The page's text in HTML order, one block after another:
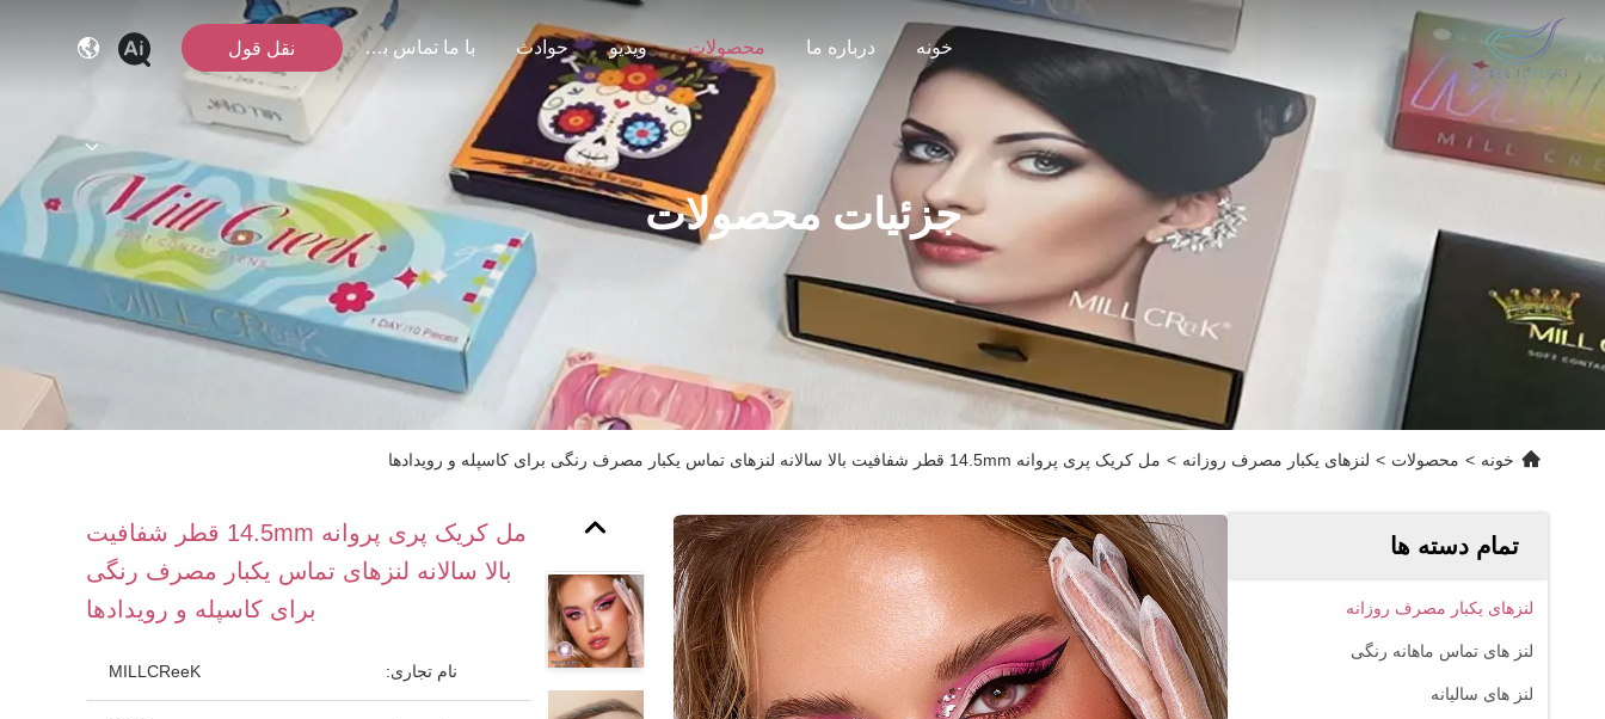
خونه درباره ما محصولات ویدیو حوادث با ما تماس بگیرید نقل قول
جزئیات محصولات
خونه > محصولات > لنزهای یکبار مصرف روزانه > مل کریک پری پروانه 14.5mm قطر شفافیت بالا سالانه لنزهای تماس یکبار مصرف رنگی برای کاسپله و رویدادها
تمام دسته ها
لنزهای یکبار مصرف روزانه
لنز های تماس ماهانه رنگی
لنز های سالیانه
مل کریک پری پروانه 14.5mm قطر شفافیت
بالا سالانه لنزهای تماس یکبار مصرف رنگی
برای کاسپله و رویدادها
نام تجاری: MILLCReeK